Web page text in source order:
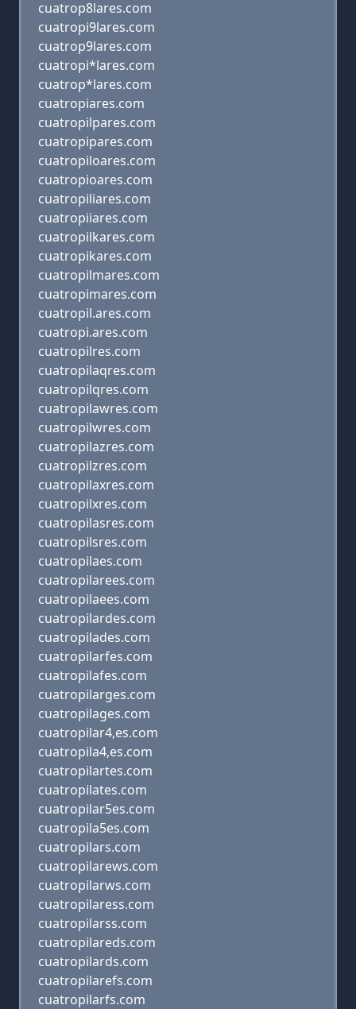
cuatrop8lares.com
cuatropi9lares.com
cuatrop9lares.com
cuatropi*lares.com
cuatrop*lares.com
cuatropiares.com
cuatropilpares.com
cuatropipares.com
cuatropiloares.com
cuatropioares.com
cuatropiliares.com
cuatropiiares.com
cuatropilkares.com
cuatropikares.com
cuatropilmares.com
cuatropimares.com
cuatropil.ares.com
cuatropi.ares.com
cuatropilres.com
cuatropilaqres.com
cuatropilqres.com
cuatropilawres.com
cuatropilwres.com
cuatropilazres.com
cuatropilzres.com
cuatropilaxres.com
cuatropilxres.com
cuatropilasres.com
cuatropilsres.com
cuatropilaes.com
cuatropilarees.com
cuatropilaees.com
cuatropilardes.com
cuatropilades.com
cuatropilarfes.com
cuatropilafes.com
cuatropilarges.com
cuatropilages.com
cuatropilar4,es.com
cuatropila4,es.com
cuatropilartes.com
cuatropilates.com
cuatropilar5es.com
cuatropila5es.com
cuatropilars.com
cuatropilarews.com
cuatropilarws.com
cuatropilaress.com
cuatropilarss.com
cuatropilareds.com
cuatropilards.com
cuatropilarefs.com
cuatropilarfs.com